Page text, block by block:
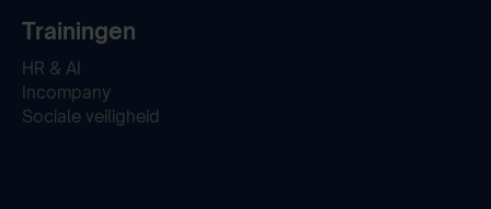
Trainingen
HR & AI
Incompany
Sociale veiligheid